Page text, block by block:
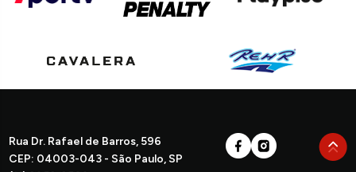
Rua Dr. Rafael de Barros, 596
CEP: 04003-043 - São Paulo, SP